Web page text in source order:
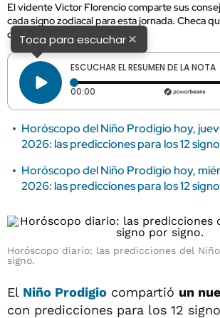
El vidente Victor Florencio comparte sus
cada signo zodiacal para esta jornada. Checa
decirte los astros.
Toca para escuchar×
ESCUCHAR EL RESUMEN DE LA NOTA
00:00 Tiempo transcurrido: 0
Horóscopo del Niño Prodigio hoy,
2026: las predicciones para los 12
Horóscopo del Niño Prodigio hoy,
2026: las predicciones para los 12
Horóscopo diario: las predicciones del
signo.
El Niño Prodigio compartió un
con predicciones para los 12